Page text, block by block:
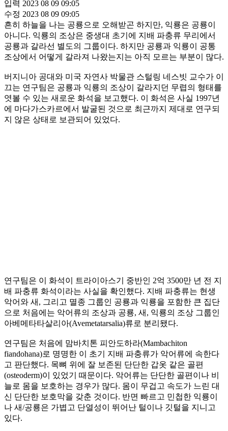
입력 2023 08 09 09:05
수정 2023 08 09 09:05
흔히 하늘을 나는 공룡으로 오해받곤 하지만, 익룡은 공룡이
아니다. 익룡의 조상은 중생대 초기에 지배 파충류 무리에서
공룡과 갈라선 별도의 그룹이다. 하지만 공룡과 익룡이 공통
조상에서 어떻게 갈라져 나왔는지는 아직 모르는 부분이 많다.
버지니아 공대와 미국 자연사 박물관 스털링 네스빗 교수가 이
끄는 연구팀은 공룡과 익룡의 조상이 갈라지던 무렵의 형태를
엿볼 수 있는 새로운 화석을 보고했다. 이 화석은 사실 1997년
에 마다가스카르에서 발굴된 것으로 최근까지 제대로 연구되
지 않은 상태로 보관되어 있었다.
연구팀은 이 화석이 트라이아스기 중반인 2억 3500만 년 전 지
배 파충류 화석이라는 사실을 확인했다. 지배 파충류는 현생
악어와 새, 그리고 멸종 그룹인 공룡과 익룡을 포함한 큰 집단
으로 처음에는 악어류의 조상과 공룡, 새, 익룡의 조상 그룹인
아베메타타살리아(Avemetatarsalia)류로 분리됐다.
연구팀은 처음에 맘바치톤 피안도하라(Mambachiton
fiandohana)로 명명한 이 초기 지배 파충류가 악어류에 속한다
고 판단했다. 목뼈 위에 잘 보존된 단단한 갑옷 같은 골편
(osteoderm)이 있었기 때문이다. 악어류는 단단한 골편이나 비
늘로 몸을 보호하는 경우가 많다. 몸이 무겁고 속도가 느린 대
신 단단한 보호막을 갖춘 것이다. 반면 빠르고 민첩한 익룡이
나 새/공룡은 가볍고 단열성이 뛰어난 털이나 깃털을 지니고
있다.